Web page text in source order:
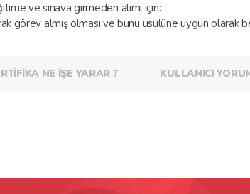
ve sınava girmeden alımı için:
görev almış olması ve bunu usulüne uygun olarak
NE İŞE YARAR ? KULLANICI